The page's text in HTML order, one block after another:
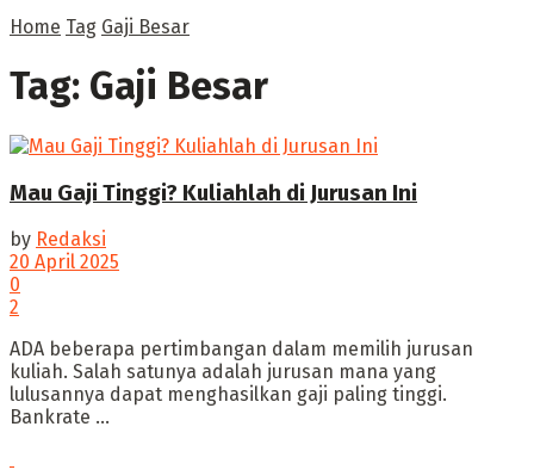
Home Tag Gaji Besar
Tag: Gaji Besar
Mau Gaji Tinggi? Kuliahlah di Jurusan Ini
by Redaksi
20 April 2025
0
2
‎ADA beberapa pertimbangan dalam memilih jurusan
kuliah. Salah satunya adalah jurusan mana yang
lulusannya dapat menghasilkan gaji paling tinggi.
‎Bankrate ...